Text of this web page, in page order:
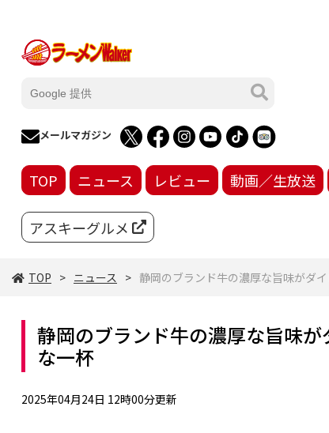
メールマガジン
TOP ニュース レビュー 動画／生放送
アスキーグルメ
TOP ニュース 静岡のブランド牛の濃厚な旨味がダ
静岡のブランド牛の濃厚な旨味
な一杯
2025年04月24日 12時00分更新